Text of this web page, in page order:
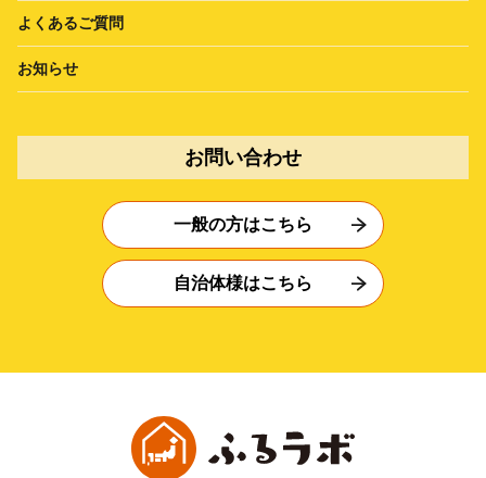
よくあるご質問
お知らせ
お問い合わせ
一般の方はこちら
自治体様はこちら